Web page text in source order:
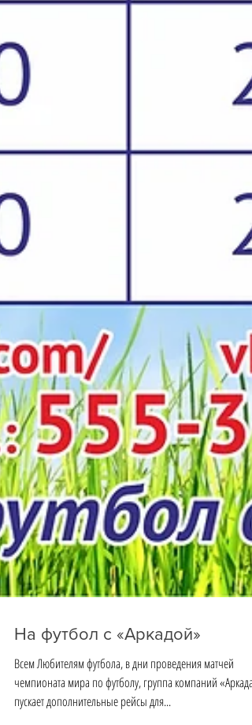
На футбол с «Аркадой»